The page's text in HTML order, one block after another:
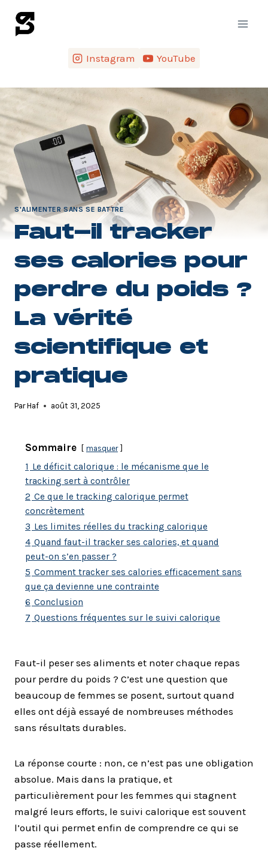
Instagram YouTube
S'ALIMENTER SANS SE BATTRE
Faut-il tracker
ses calories pour
perdre du poids ?
La vérité
scientifique et
pratique
Par Haf août 31, 2025
Sommaire masquer
1 Le déficit calorique : le mécanisme que le
tracking sert à contrôler
2 Ce que le tracking calorique permet
concrètement
3 Les limites réelles du tracking calorique
4 Quand faut-il tracker ses calories, et quand
peut-on s’en passer ?
5 Comment tracker ses calories efficacement sans
que ça devienne une contrainte
6 Conclusion
7 Questions fréquentes sur le suivi calorique
Faut-il peser ses aliments et noter chaque repas
pour perdre du poids ? C’est une question que
beaucoup de femmes se posent, surtout quand
elles ont déjà essayé de nombreuses méthodes
sans résultats durables.
La réponse courte : non, ce n’est pas une obligation
absolue. Mais dans la pratique, et
particulièrement pour les femmes qui stagnent
malgré leurs efforts, le suivi calorique est souvent
l’outil qui permet enfin de comprendre ce qui se
passe réellement.